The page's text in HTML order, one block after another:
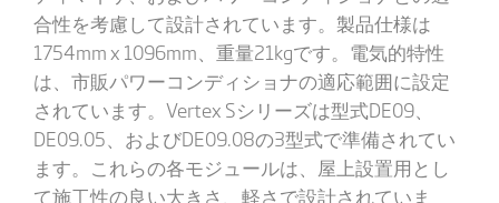
合性を考慮して設計されています。製品仕様は
1754mm x 1096mm、重量21kgです。電気的特性
は、市販パワーコンディショナの適応範囲に設定
されています。Vertex Sシリーズは型式DE09、
DE09.05、およびDE09.08の3型式で準備されてい
ます。これらの各モジュールは、屋上設置用とし
て施工性の良い大きさ、軽さで設計されていま